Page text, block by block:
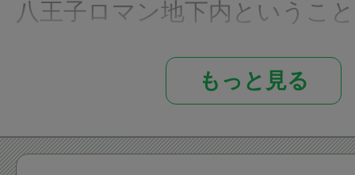
八王子ロマン地下内というこ
メニューは、生カキ、ホタル
もっと見る